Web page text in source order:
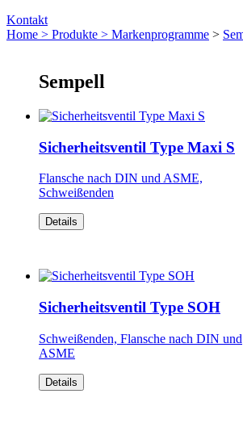
Kontakt
Home > Produkte > Markenprogramme >
Sempell
Sicherheitsventil Type Maxi S
Flansche nach DIN und ASME,
Schweißenden
Details
Sicherheitsventil Type SOH
Schweißenden, Flansche nach DIN und
ASME
Details